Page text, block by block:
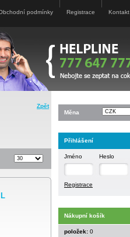
podmínky Registrace Kontakt
Zpět
Měna
Přihlášení
Jméno Heslo
Registrace
Nákupní košík
položek: 0